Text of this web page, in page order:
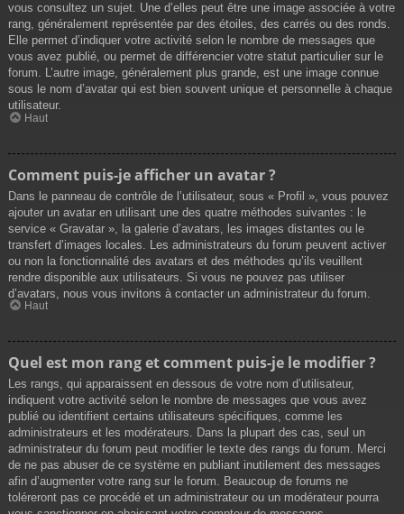
vous consultez un sujet. Une d’elles peut être une image associée à votre
rang, généralement représentée par des étoiles, des carrés ou des ronds.
Elle permet d’indiquer votre activité selon le nombre de messages que
vous avez publié, ou permet de différencier votre statut particulier sur le
forum. L’autre image, généralement plus grande, est une image connue
sous le nom d’avatar qui est bien souvent unique et personnelle à chaque
utilisateur.
Haut
Comment puis-je afficher un avatar ?
Dans le panneau de contrôle de l’utilisateur, sous « Profil », vous pouvez
ajouter un avatar en utilisant une des quatre méthodes suivantes : le
service « Gravatar », la galerie d’avatars, les images distantes ou le
transfert d’images locales. Les administrateurs du forum peuvent activer
ou non la fonctionnalité des avatars et des méthodes qu’ils veuillent
rendre disponible aux utilisateurs. Si vous ne pouvez pas utiliser
d’avatars, nous vous invitons à contacter un administrateur du forum.
Haut
Quel est mon rang et comment puis-je le modifier ?
Les rangs, qui apparaissent en dessous de votre nom d’utilisateur,
indiquent votre activité selon le nombre de messages que vous avez
publié ou identifient certains utilisateurs spécifiques, comme les
administrateurs et les modérateurs. Dans la plupart des cas, seul un
administrateur du forum peut modifier le texte des rangs du forum. Merci
de ne pas abuser de ce système en publiant inutilement des messages
afin d’augmenter votre rang sur le forum. Beaucoup de forums ne
toléreront pas ce procédé et un administrateur ou un modérateur pourra